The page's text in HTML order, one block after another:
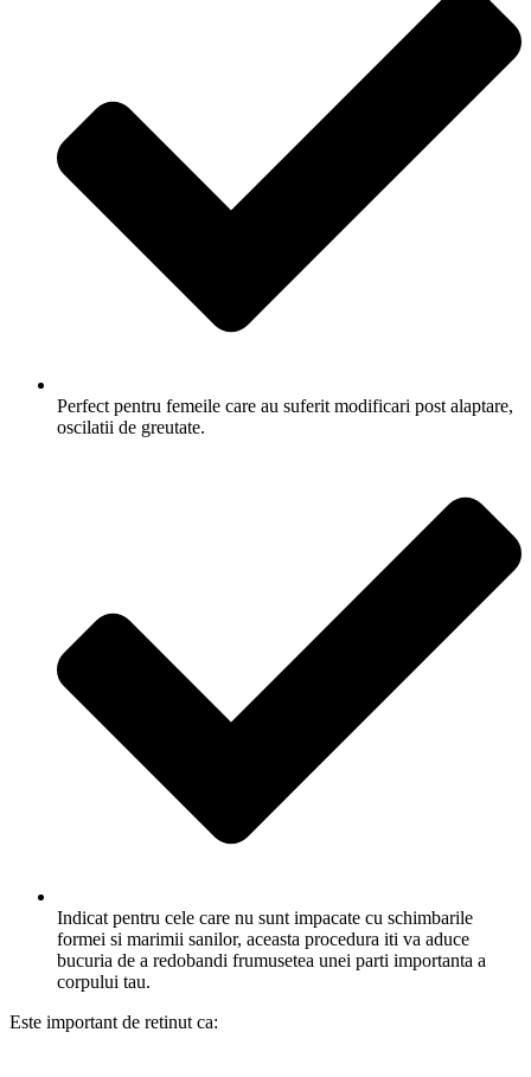
Perfect pentru femeile care au suferit modificari post alaptare,
oscilatii de greutate.
Indicat pentru cele care nu sunt impacate cu schimbarile
formei si marimii sanilor, aceasta procedura iti va aduce
bucuria de a redobandi frumusetea unei parti importanta a
corpului tau.
Este important de retinut ca: